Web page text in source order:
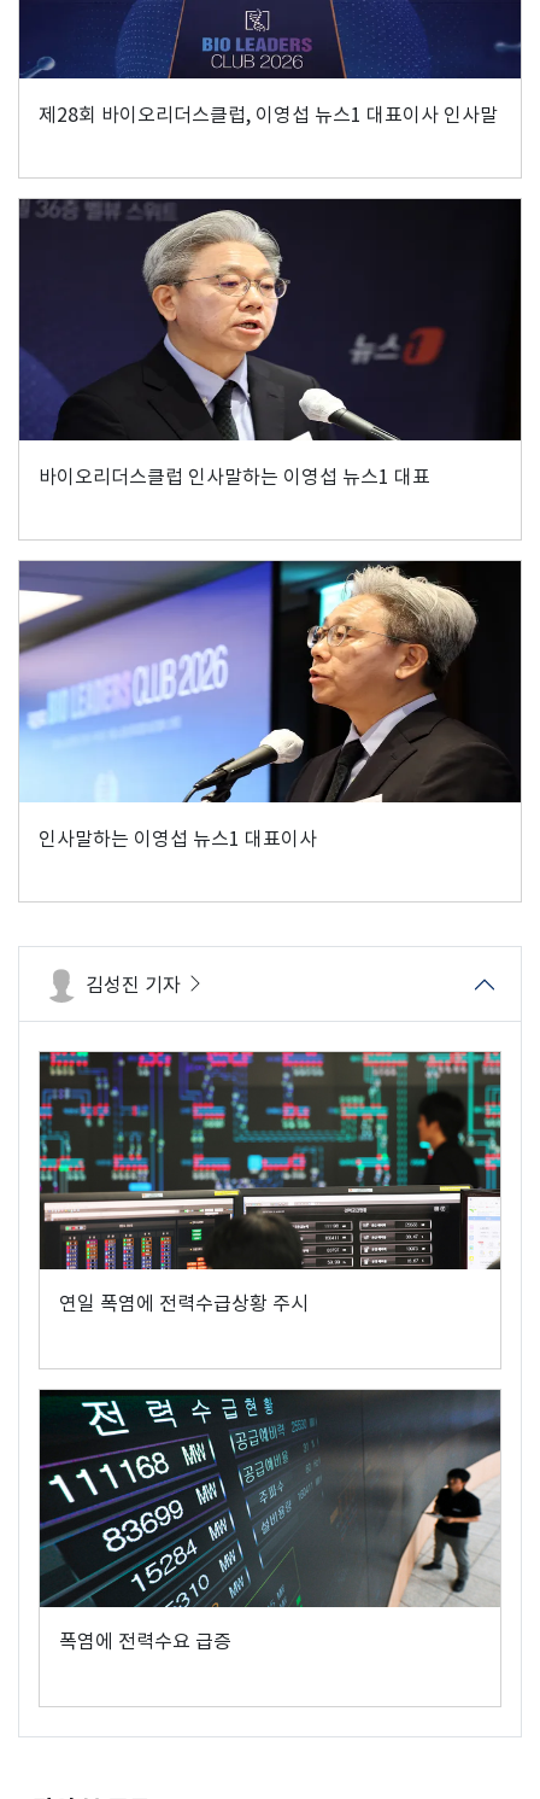
제28회 바이오리더스클럽, 이영섭 뉴스1 대표이사 인사말
바이오리더스클럽 인사말하는 이영섭 뉴스1 대표
인사말하는 이영섭 뉴스1 대표이사
김성진 기자
연일 폭염에 전력수급상황 주시
폭염에 전력수요 급증